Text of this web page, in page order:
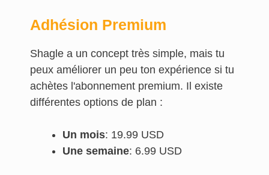
Adhésion Premium
Shagle a un concept très simple, mais tu
peux améliorer un peu ton expérience si tu
achètes l'abonnement premium. Il existe
différentes options de plan :
Un mois: 19.99 USD
Une semaine: 6.99 USD